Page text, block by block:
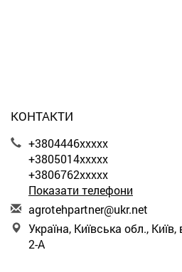
КОНТАКТИ
+3804446xxxxx
+3805014xxxxx
+3806762xxxxx
Показати телефони
agrotehpartner@ukr.net
Україна, Київська обл.,
2-А